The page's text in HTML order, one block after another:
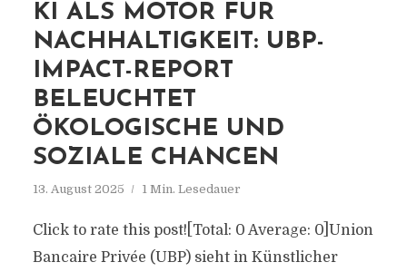
KI ALS MOTOR FÜR
NACHHALTIGKEIT: UBP-
IMPACT-REPORT
BELEUCHTET
ÖKOLOGISCHE UND
SOZIALE CHANCEN
13. August 2025 1 Min. Lesedauer
Click to rate this post![Total: 0 Average: 0]Union
Bancaire Privée (UBP) sieht in Künstlicher